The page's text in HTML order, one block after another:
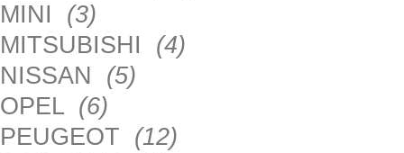
MINI (3)
MITSUBISHI (4)
NISSAN (5)
OPEL (6)
PEUGEOT (12)